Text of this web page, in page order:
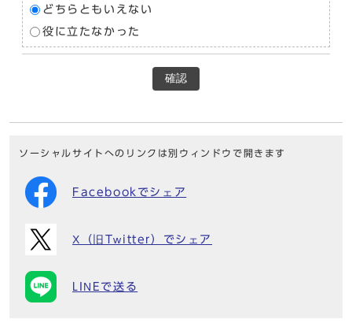
どちらともいえない
役に立たなかった
確認
ソーシャルサイトへのリンクは別ウィンドウで開きます
Facebookでシェア
X（旧Twitter）でシェア
LINEで送る